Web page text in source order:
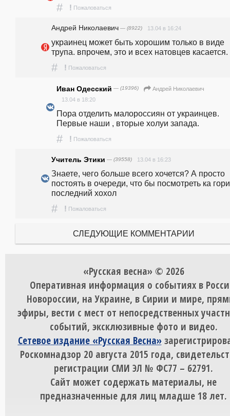
# ! Пожаловаться
Андрей Николаевич — (8922) 13.04 в 16:24
украинец может быть хорошим только в виде
трупа. впрочем, это и всех натовцев касается.
# ! Пожаловаться
Иван Одесский — (19396)
Андрей Николаевич
13.04 в 18:20
Пора отделить малороссиян от украинцев.
Первые наши , вторые холуи запада.
# ! Пожаловаться
Учитель Этики — (39558) 13.04 в 16:23
Знаете, чего больше всего хочется? А просто
постоять в очереди, что бы посмотреть ка
последний хохол
# ! Пожаловаться
СЛЕДУЮЩИЕ КОММЕНТАРИИ
«Русская весна» © 2026
Оперативная информация о событиях в
Новороссии, на Украине, в Сирии и мире,
эфиры, вести с мест от непосредственных
событий, эксклюзивные фото и видео.
Сетевое издание «Русская Весна»
Роскомнадзор 20 августа 2015 года,
регистрации СМИ ЭЛ № ФС77 – 62791.
Сайт может содержать материалы, не
предназначенные для лиц младше 18 лет.